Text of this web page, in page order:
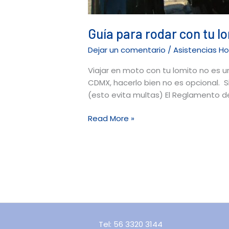
Guía para rodar con tu
Dejar un comentario /Asistencias
Viajar en moto con tu lomito no es
CDMX, hacerlo bien no es opcional.
(esto evita multas) El Reglamento
Read More »
Tel: 56 3320 3144